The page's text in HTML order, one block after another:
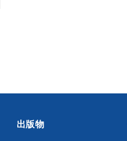
出版物